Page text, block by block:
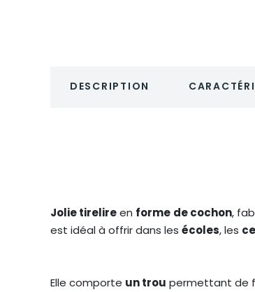
DESCRIPTION
Jolie tirelireen forme de cochon,
est idéal à offrir dans les écoles, les
Elle comporte un trou permettant de